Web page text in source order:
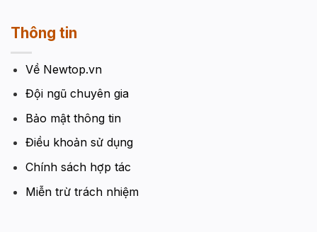
Thông tin
Về Newtop.vn
Đội ngũ chuyên gia
Bảo mật thông tin
Điều khoản sử dụng
Chính sách hợp tác
Miễn trừ trách nhiệm